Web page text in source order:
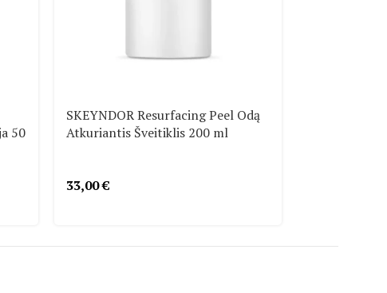
50
SKEYNDOR Resurfacing Peel Odą
Atkuriantis Šveitiklis 200 ml
33,00€